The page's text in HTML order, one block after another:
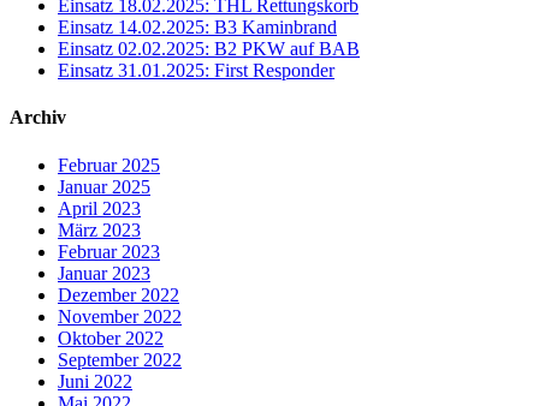
Einsatz 18.02.2025: THL Rettungskorb
Einsatz 14.02.2025: B3 Kaminbrand
Einsatz 02.02.2025: B2 PKW auf BAB
Einsatz 31.01.2025: First Responder
Archiv
Februar 2025
Januar 2025
April 2023
März 2023
Februar 2023
Januar 2023
Dezember 2022
November 2022
Oktober 2022
September 2022
Juni 2022